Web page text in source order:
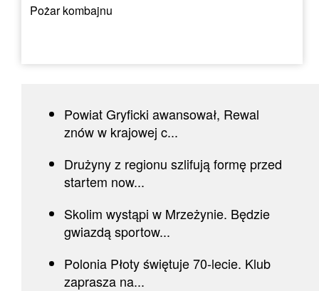
Pożar kombajnu
Powiat Gryficki awansował, Rewal
znów w krajowej c...
Drużyny z regionu szlifują formę przed
startem now...
Skolim wystąpi w Mrzeżynie. Będzie
gwiazdą sportow...
Polonia Płoty świętuje 70-lecie. Klub
zaprasza na...